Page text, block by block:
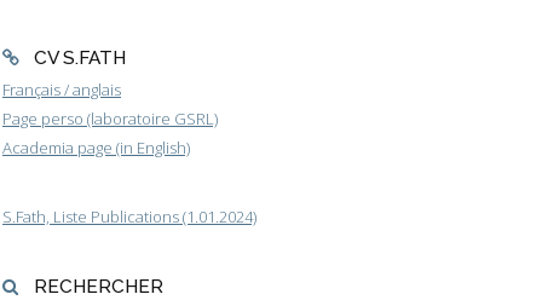
CV S.FATH
Français / anglais
Page perso (laboratoire GSRL)
Academia page (in English)
S.Fath, Liste Publications (1.01.2024)
RECHERCHER